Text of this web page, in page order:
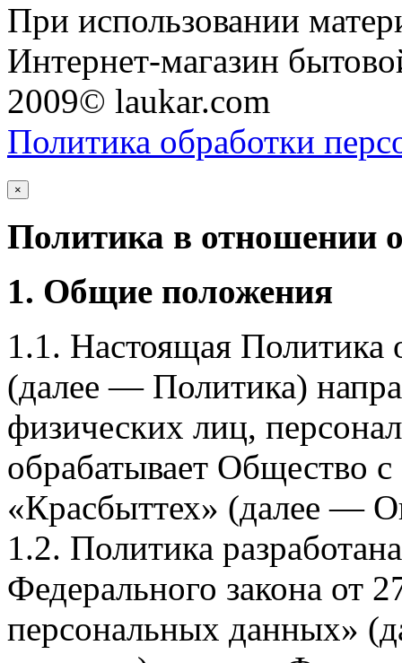
При использовании
Интернет-магазин
2009© laukar.com
Политика обработки
×
Политика в отношении
1. Общие положения
1.1. Настоящая Политика
(далее — Политика)
физических лиц,
обрабатывает Общество
«Красбыттех» (далее —
1.2. Политика
Федерального закона
персональных данных»